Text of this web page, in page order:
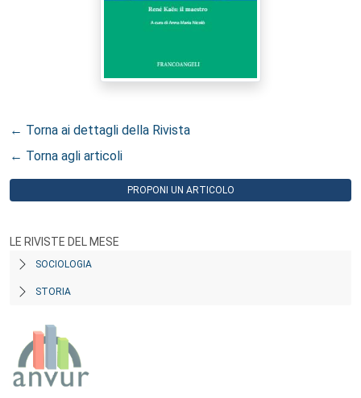
← Torna ai dettagli della Rivista
← Torna agli articoli
PROPONI UN ARTICOLO
LE RIVISTE DEL MESE
SOCIOLOGIA
STORIA